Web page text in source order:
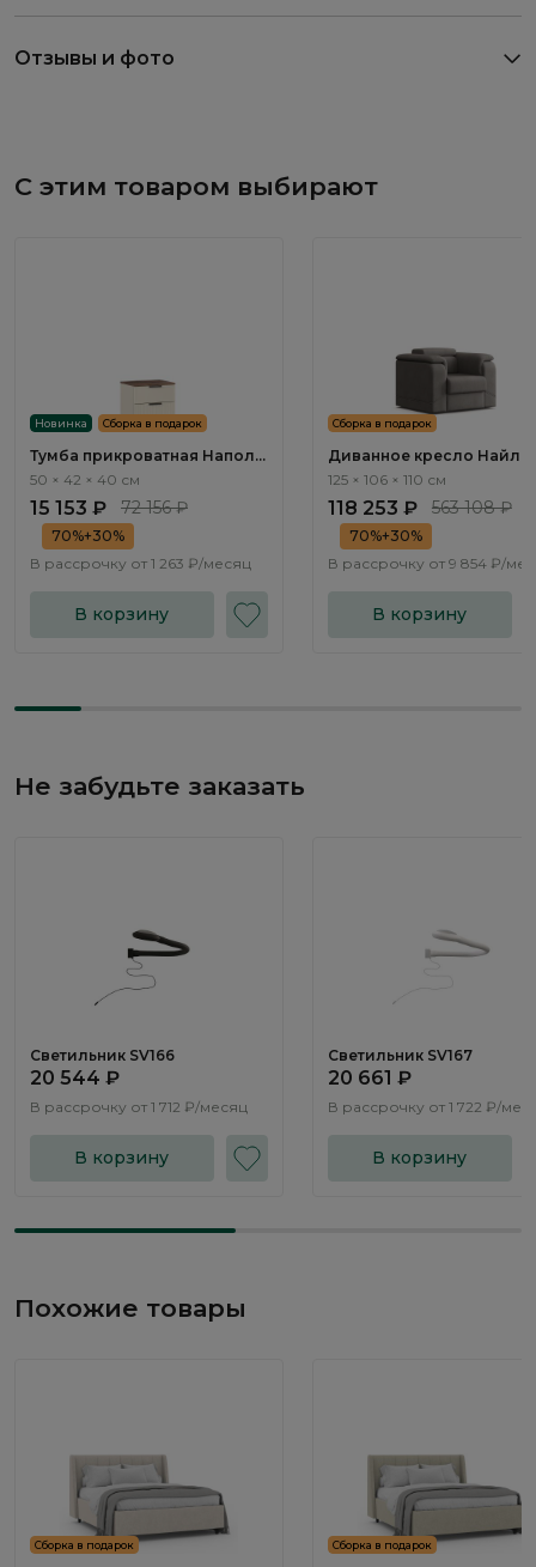
Отзывы и фото
С этим товаром выбирают
Новинка Сборка в подарок
Тумба прикроватная Наполи
/ Napoli NP001.4
50 × 42 × 40 см
15 153 ₽ 72 156 ₽
70%+30%
В рассрочку от 1 263 ₽/месяц
В корзину
Сборка в подарок
Диванное кресло Найл /
ММ112.92 с реклайнером
125 × 106 × 110 см
118 253 ₽ 563 108 ₽
70%+30%
В рассрочку от 9 854 ₽/
В корзину
Не забудьте заказать
Светильник SV166
20 544 ₽
В рассрочку от 1 712 ₽/месяц
В корзину
Светильник SV167
20 661 ₽
В рассрочку от 1 722 ₽/
В корзину
Похожие товары
Сборка в подарок Сборка в подарок